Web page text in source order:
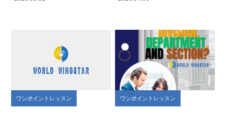
ワンポイントレッスン ワンポイントレッスン